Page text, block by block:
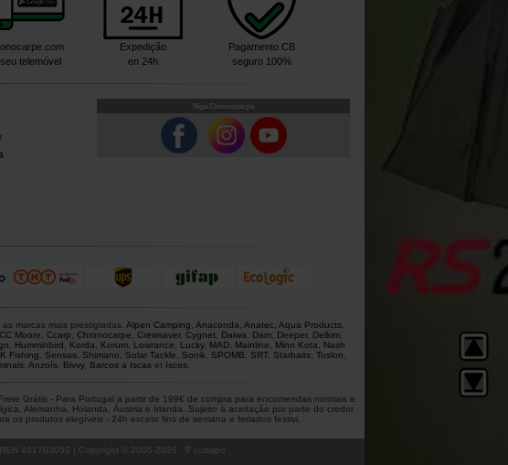
telemóvel
Expedição
en 24h
Pagamento CB
seguro 100%
Siga Chronocarpa
as marcas mais prestigiadas. Alpen Camping Anaconda Anatec Aqua Products
CC Moore Ccarp Chronocarpe Crewsaver, Cygnet, Daiwa Dam, Deeper, Delkim,
Humminbird Korda Korum, Lowrance Lucky, MAD, Mainline Minn Kota
Nash
Fishing Sensas, Shimano Solar Tackle Sonik, SPOMB SRT, Starbaits, Toslon
Anzoís Bivvy, Barcos a Iscas et Iscos
Grátis - Para Portugal a partir de 199€ de compra para encomendas normais e
Alemanha, Holanda, Áustria e Irlanda. Sujeito à aceitação por parte do credor
os produtos elegíveis - 24h exceto fins de semana e feriados festivi.
481703050 | Copyright © 2005-2026 ∇ ccdispo